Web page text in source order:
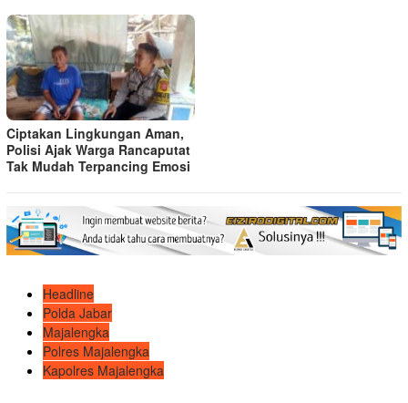
Ciptakan Lingkungan Aman,
Polisi Ajak Warga Rancaputat
Tak Mudah Terpancing Emosi
Headline
Polda Jabar
Majalengka
Polres Majalengka
Kapolres Majalengka